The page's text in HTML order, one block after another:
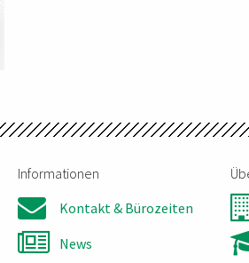
Informationen
Kontakt & Bürozeiten
News